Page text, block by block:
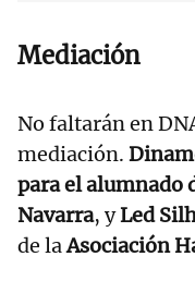
Mediación
No faltarán en
mediación.
para el alumnado
Navarra, yLed
de laAsociación